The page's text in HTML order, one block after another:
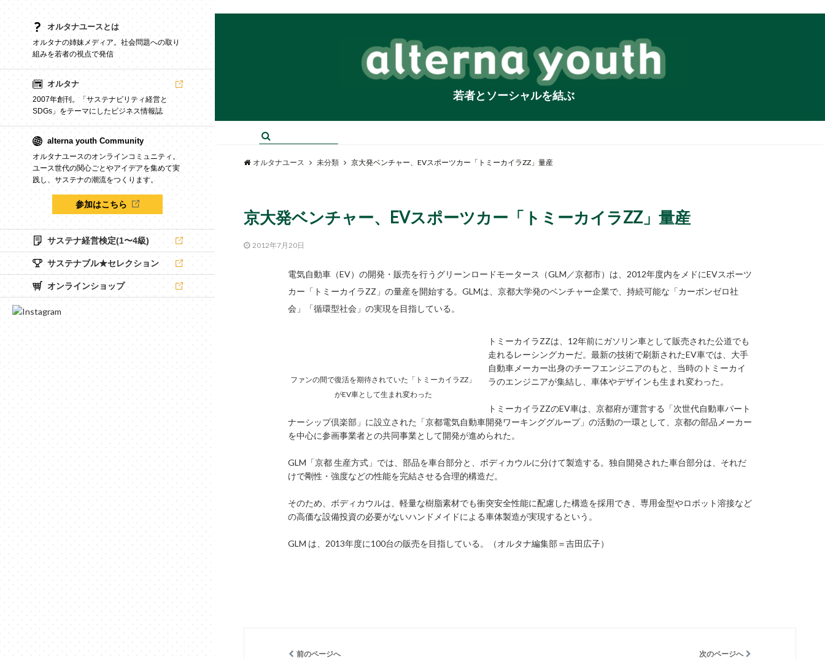
オルタナユースとは
オルタナの姉妹メディア。社会問題への取り
組みを若者の視点で発信
オルタナ
2007年創刊。「サステナビリティ経営と
SDGs」をテーマにしたビジネス情報誌
alterna youth Community
オルタナユースのオンラインコミュニティ。
ユース世代の関心ごとやアイデアを集めて実
践し、サステナの潮流をつくります。
参加はこちら
サステナ経営検定(1〜4級)
サステナブル★セレクション
オンラインショップ
若者とソーシャルを結ぶ
オルタナユース 未分類 京大発ベンチャー、EVスポーツカー「トミーカイラZZ」量産
京大発ベンチャー、EVスポーツカー「トミーカイラZZ」量産
2012年7月20日
電気自動車（EV）の開発・販売を行うグリーンロードモータース（GLM／京都市）は、2012年度内をメドにEVスポーツ
カー「トミーカイラZZ」の量産を開始する。GLMは、京都大学発のベンチャー企業で、持続可能な「カーボンゼロ社
会」「循環型社会」の実現を目指している。
ファンの間で復活を期待されていた「トミーカイラZZ」
がEV車として生まれ変わった
トミーカイラZZは、12年前にガソリン車として販売された公道でも
走れるレーシングカーだ。最新の技術で刷新されたEV車では、大手
自動車メーカー出身のチーフエンジニアのもと、当時のトミーカイ
ラのエンジニアが集結し、車体やデザインも生まれ変わった。
トミーカイラZZのEV車は、京都府が運営する「次世代自動車パート
ナーシップ倶楽部」に設立された「京都電気自動車開発ワーキンググループ」の活動の一環として、京都の部品メーカー
を中心に参画事業者との共同事業として開発が進められた。
GLM「京都 生産方式」では、部品を車台部分と、ボディカウルに分けて製造する。独自開発された車台部分は、それだ
けで剛性・強度などの性能を完結させる合理的構造だ。
そのため、ボディカウルは、軽量な樹脂素材でも衝突安全性能に配慮した構造を採用でき、専用金型やロボット溶接など
の高価な設備投資の必要がないハンドメイドによる車体製造が実現するという。
GLM は、2013年度に100台の販売を目指している。（オルタナ編集部＝吉田広子）
前のページへ 次のページへ